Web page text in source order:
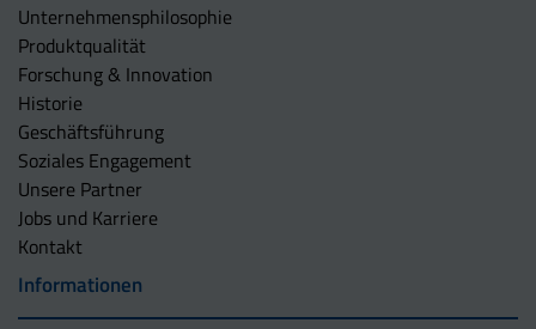
Unternehmens­philosophie
Produktqualität
Forschung & Innovation
Historie
Geschäftsführung
Soziales Engagement
Unsere Partner
Jobs und Karriere
Kontakt
Informationen